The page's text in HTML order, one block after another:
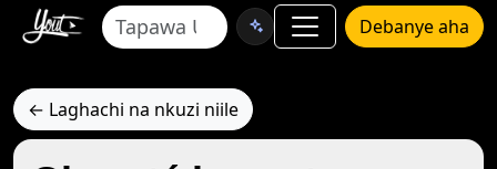
Debanye aha
← Laghachi na nkuzi niile